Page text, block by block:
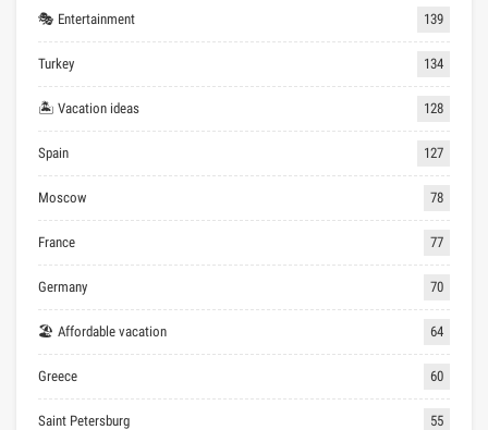
🎭 Entertainment 139
Turkey 134
🏝 Vacation ideas 128
Spain 127
Moscow 78
France 77
Germany 70
🏖 Affordable vacation 64
Greece 60
Saint Petersburg 55